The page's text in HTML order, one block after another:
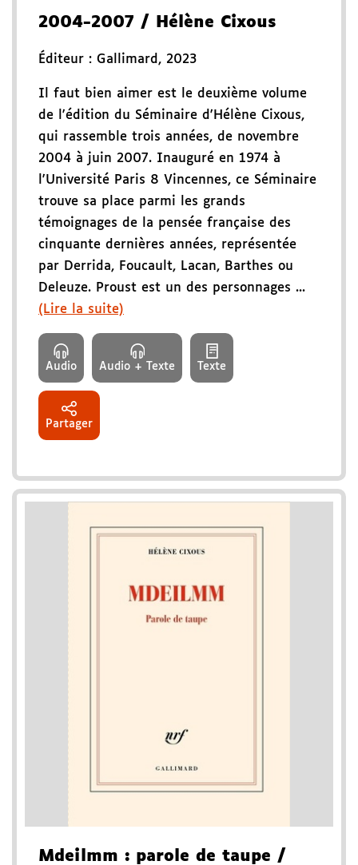
2004-2007 / Hélène Cixous
Éditeur : Gallimard , 2023
Il faut bien aimer est le deuxième volume
de l'édition du Séminaire d'Hélène Cixous,
qui rassemble trois années, de novembre
2004 à juin 2007. Inauguré en 1974 à
l'Université Paris 8 Vincennes, ce Séminaire
trouve sa place parmi les grands
témoignages de la pensée française des
cinquante dernières années, représentée
par Derrida, Foucault, Lacan, Barthes ou
Deleuze. Proust est un des personnages ...
(Lire la suite)
Audio Audio + Texte Texte
Partager
Mdeilmm : parole de taupe /